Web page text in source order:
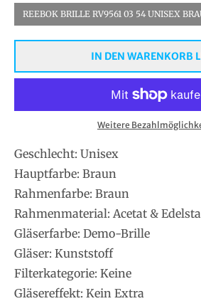
REEBOK BRILLE RV9561 03 54 UNISEX
IN DEN WARENKORB
Weitere
Geschlecht: Unisex
Hauptfarbe: Braun
Rahmenfarbe: Braun
Rahmenmaterial: Acetat &
Gläserfarbe: Demo-Brille
Gläser: Kunststoff
Filterkategorie: Keine
Gläsereffekt: Kein Extra